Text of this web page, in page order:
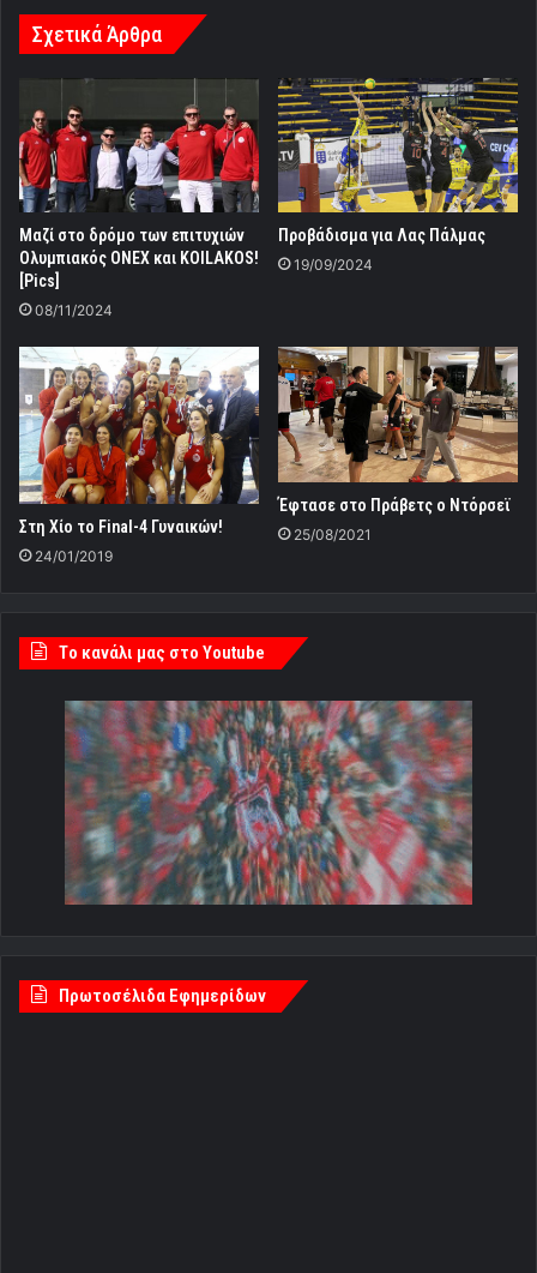
Σχετικά Άρθρα
Μαζί στο δρόμο των επιτυχιών
Ολυμπιακός ΟΝΕΧ και KOILAKOS!
[Pics]
08/11/2024
Προβάδισμα για Λας Πάλμας
19/09/2024
Στη Χίο το Final-4 Γυναικών!
24/01/2019
Έφτασε στο Πράβετς ο Ντόρσεϊ
25/08/2021
Tο κανάλι μας στο Youtube
Πρωτοσέλιδα Εφημερίδων